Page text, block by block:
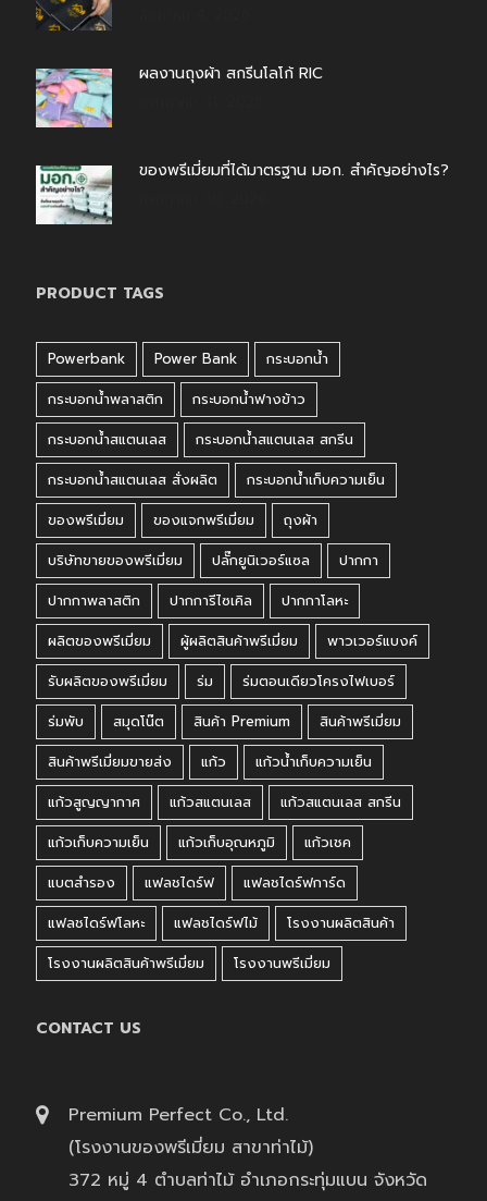
ผลงานถุงผ้า สกรีนโลโก้ RIC
ของพรีเมี่ยมที่ได้มาตรฐาน มอก. สำคัญอย่างไร?
PRODUCT TAGS
Powerbank Power Bank
กระบอกน้ำ
กระบอกน้ำพลาสติก
กระบอกน้ำฟางข้าว
กระบอกน้ำสแตนเลส
กระบอกน้ำสแตนเลส สกรีน
กระบอกน้ำสแตนเลส สั่งผลิต
กระบอกน้ำเก็บความเย็น
ของพรีเมี่ยม
ของแจกพรีเมี่ยม
ถุงผ้า
บริษัทขายของพรีเมี่ยม
ปลั๊กยูนิเวอร์แซล
ปากกา
ปากกาพลาสติก
ปากการีไซเคิล
ปากกาโลหะ
ผลิตของพรีเมี่ยม
ผู้ผลิตสินค้าพรีเมี่ยม
พาวเวอร์แบงค์
รับผลิตของพรีเมี่ยม
ร่ม
ร่มตอนเดียวโครงไฟเบอร์
ร่มพับ
สมุดโน๊ต สินค้า Premium
สินค้าพรีเมี่ยม
สินค้าพรีเมี่ยมขายส่ง
แก้ว
แก้วน้ำเก็บความเย็น
แก้วสูญญากาศ
แก้วสแตนเลส
แก้วสแตนเลส สกรีน
แก้วเก็บความเย็น
แก้วเก็บอุณหภูมิ
แก้วเชค
แบตสำรอง
แฟลชไดร์ฟ
แฟลชไดร์ฟการ์ด
แฟลชไดร์ฟโลหะ
แฟลชไดร์ฟไม้
โรงงานผลิตสินค้า
โรงงานผลิตสินค้าพรีเมี่ยม
โรงงานพรีเมี่ยม
CONTACT US
Premium Perfect Co., Ltd.
(โรงงานของพรีเมี่ยม สาขาท่าไม้)
372 หมู่ 4 ตำบลท่าไม้ อำเภอกระทุ่มแบน จังหวัด